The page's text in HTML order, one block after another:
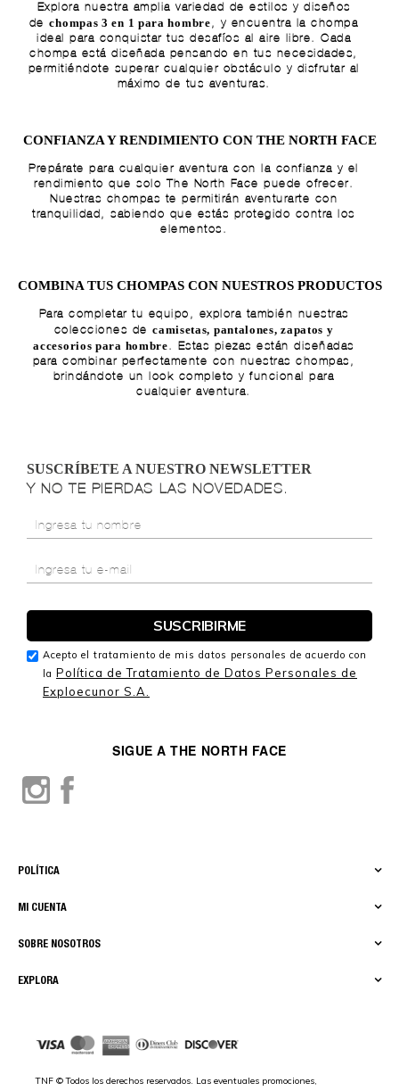
Explora nuestra amplia variedad de estilos y diseños
dechompas 3 en 1 para hombre, y encuentra la chompa
ideal para conquistar tus desafíos al aire libre. Cada
chompa está diseñada pensando en tus necesidades,
permitiéndote superar cualquier obstáculo y disfrutar al
máximo de tus aventuras.
CONFIANZA Y RENDIMIENTO CON THE NORTH FACE
Prepárate para cualquier aventura con la confianza y el
rendimiento que solo The North Face puede ofrecer.
Nuestras chompas te permitirán aventurarte con
tranquilidad, sabiendo que estás protegido contra los
elementos.
COMBINA TUS CHOMPAS CON NUESTROS PRODUCTOS
Para completar tu equipo, explora también nuestras
colecciones decamisetas, pantalones,zapatos y
accesorios para hombre. Estas piezas están diseñadas
para combinar perfectamente con nuestras chompas,
brindándote un look completo y funcional para
cualquier aventura.
EXPLORA
SOBRE NOSOTROS
MI CUENTA
POLÍTICA
SIGUE A THE NORTH FACE
TNF © Todos los derechos reservados. Las eventuales promociones,
SUSCRÍBETE A NUESTRO NEWSLETTER
Y NO TE PIERDAS LAS NOVEDADES.
Acepto el tratamiento de mis datos personales de acuerdo con
la Política de Tratamiento de Datos Personales de
Exploecunor S.A.